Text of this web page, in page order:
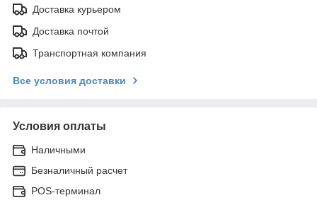
Доставка курьером
Доставка почтой
Транспортная компания
Все условия доставки
Условия оплаты
Наличными
Безналичный расчет
POS-терминал